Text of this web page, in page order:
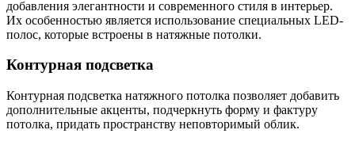
добавления элегантности и современного стиля в интерьер.
Их особенностью является использование специальных LED-
полос, которые встроены в натяжные потолки.
Контурная подсветка
Контурная подсветка натяжного потолка позволяет добавить
дополнительные акценты, подчеркнуть форму и фактуру
потолка, придать пространству неповторимый облик.